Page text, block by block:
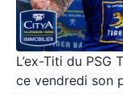
L’ex-Titi du
ce vendredi son